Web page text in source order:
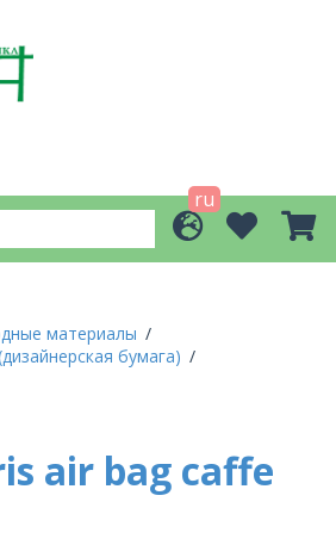
ru
материалы
бумага)
air bag caffe